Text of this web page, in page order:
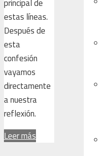
principal de
estas líneas.
Después de
esta
confesión
vayamos
directamente
a nuestra
reflexión.
Leer más